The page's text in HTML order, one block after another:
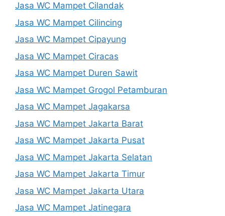
Jasa WC Mampet Cilandak
Jasa WC Mampet Cilincing
Jasa WC Mampet Cipayung
Jasa WC Mampet Ciracas
Jasa WC Mampet Duren Sawit
Jasa WC Mampet Grogol Petamburan
Jasa WC Mampet Jagakarsa
Jasa WC Mampet Jakarta Barat
Jasa WC Mampet Jakarta Pusat
Jasa WC Mampet Jakarta Selatan
Jasa WC Mampet Jakarta Timur
Jasa WC Mampet Jakarta Utara
Jasa WC Mampet Jatinegara